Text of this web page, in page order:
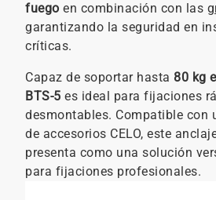
fuego en combinación con las
garantizando la seguridad en
críticas.
Capaz de soportar hasta 80 kg
BTS-5 es ideal para fijaciones
desmontables. Compatible con
de accesorios CELO, este
presenta como una solución
para fijaciones profesionales.